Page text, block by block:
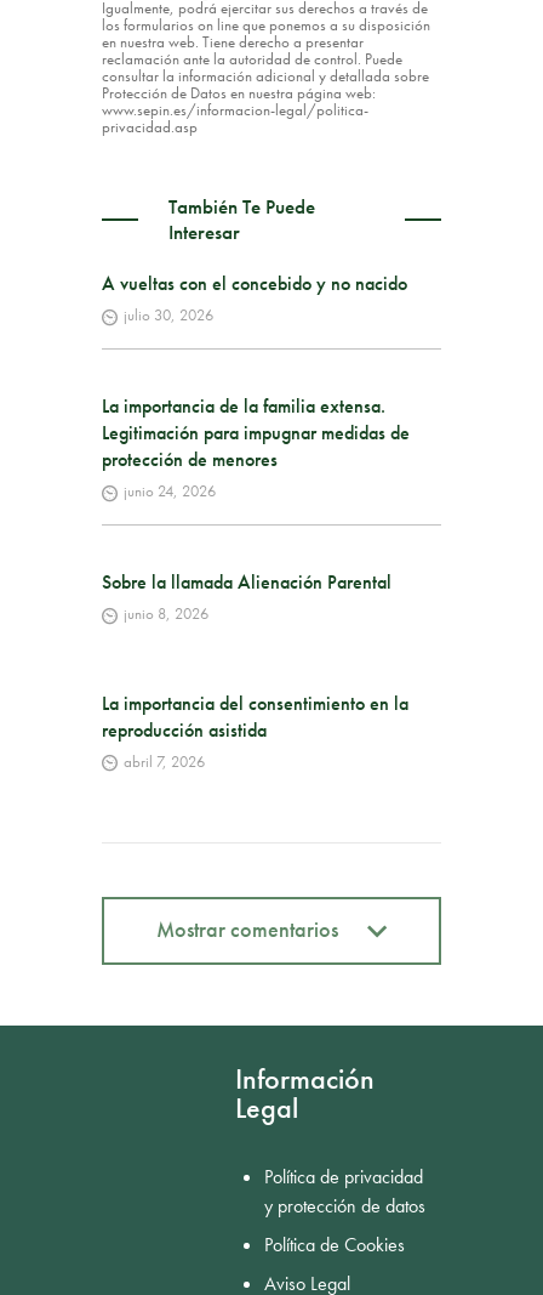
Igualmente, podrá ejercitar sus derechos a través de
los formularios on line que ponemos a su disposición
en nuestra web. Tiene derecho a presentar
reclamación ante la autoridad de control. Puede
consultar la información adicional y detallada sobre
Protección de Datos en nuestra página web:
www.sepin.es/informacion-legal/politica-
privacidad.asp
También Te Puede
Interesar
A vueltas con el concebido y no nacido
julio 30, 2026
La importancia de la familia extensa.
Legitimación para impugnar medidas de
protección de menores
junio 24, 2026
Sobre la llamada Alienación Parental
junio 8, 2026
La importancia del consentimiento en la
reproducción asistida
abril 7, 2026
Mostrar comentarios
Información
Legal
Política de privacidad
y protección de datos
Política de Cookies
Aviso Legal